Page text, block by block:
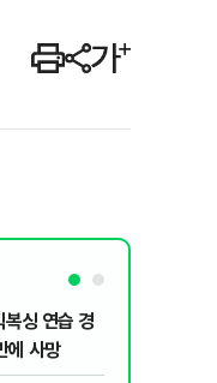
싱 연습 경
에 사망